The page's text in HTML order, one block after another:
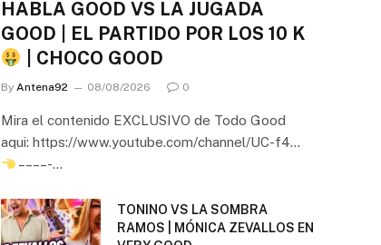
HABLA GOOD VS LA JUGADA
GOOD | EL PARTIDO POR LOS 10 K
| CHOCO GOOD
By Antena92 08/08/2026 0
Mira el contenido EXCLUSIVO de Todo Good
aqui: https://www.youtube.com/channel/UC-f4…
– – – – -…
TONINO VS LA SOMBRA
RAMOS | MÓNICA ZEVALLOS EN